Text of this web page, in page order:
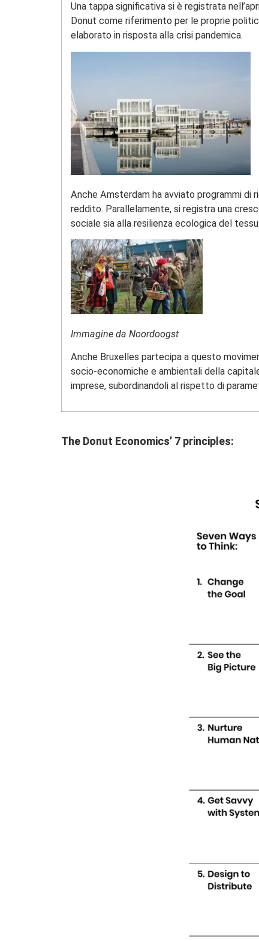
Una tappa significativa si è registrata
Donut come riferimento per le proprie
elaborato in risposta alla crisi pandemica.
Anche Amsterdam ha avviato programmi di
reddito. Parallelamente, si registra una
sociale sia alla resilienza ecologica del
Immagine da Noordoogst
Anche Bruxelles partecipa a questo
socio-economiche e ambientali della
imprese, subordinandoli al rispetto di
The Donut Economics’ 7 principles: